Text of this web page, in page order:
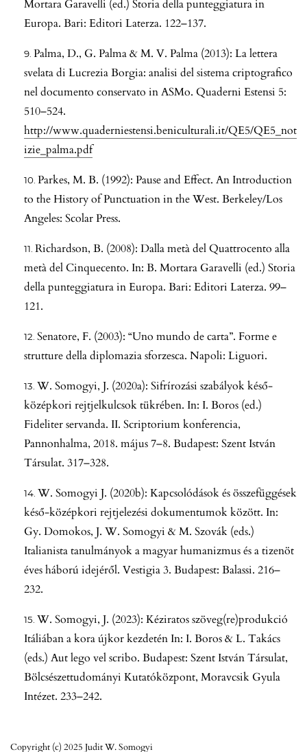
Copyright (c) 2025 Judit W. Somogyi
Mortara Garavelli (ed.) Storia della punteggiatura in
Europa. Bari: Editori Laterza. 122–137.
Palma, D., G. Palma & M. V. Palma (2013): La lettera
svelata di Lucrezia Borgia: analisi del sistema criptografico
nel documento conservato in ASMo. Quaderni Estensi 5:
510–524.
http://www.quaderniestensi.beniculturali.it/QE5/QE5_not
izie_palma.pdf
Parkes, M. B. (1992): Pause and Effect. An Introduction
to the History of Punctuation in the West. Berkeley/Los
Angeles: Scolar Press.
Richardson, B. (2008): Dalla metà del Quattrocento alla
metà del Cinquecento. In: B. Mortara Garavelli (ed.) Storia
della punteggiatura in Europa. Bari: Editori Laterza. 99–
121.
Senatore, F. (2003): “Uno mundo de carta”. Forme e
strutture della diplomazia sforzesca. Napoli: Liguori.
W. Somogyi, J. (2020a): Sifrírozási szabályok késő-
középkori rejtjelkulcsok tükrében. In: I. Boros (ed.)
Fideliter servanda. II. Scriptorium konferencia,
Pannonhalma, 2018. május 7–8. Budapest: Szent István
Társulat. 317–328.
W. Somogyi J. (2020b): Kapcsolódások és összefüggések
késő-középkori rejtjelezési dokumentumok között. In:
Gy. Domokos, J. W. Somogyi & M. Szovák (eds.)
Italianista tanulmányok a magyar humanizmus és a tizenöt
éves háború idejéről. Vestigia 3. Budapest: Balassi. 216–
232.
W. Somogyi, J. (2023): Kéziratos szöveg(re)produkció
Itáliában a kora újkor kezdetén In: I. Boros & L. Takács
(eds.) Aut lego vel scribo. Budapest: Szent István Társulat,
Bölcsészettudományi Kutatóközpont, Moravcsik Gyula
Intézet. 233–242.